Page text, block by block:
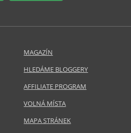
MAGAZÍN
HLEDÁME BLOGGERY
AFFILIATE PROGRAM
VOLNÁ MÍSTA
MAPA STRÁNEK